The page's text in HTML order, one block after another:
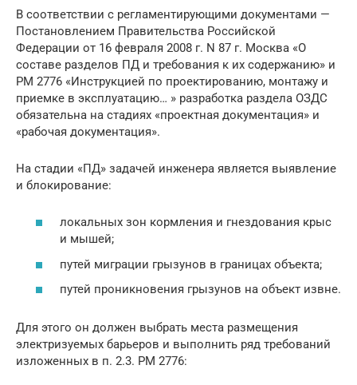
В соответствии с регламентирующими документами —
Постановлением Правительства Российской
Федерации от 16 февраля 2008 г. N 87 г. Москва «О
составе разделов ПД и требования к их содержанию» и
РМ 2776 «Инструкцией по проектированию, монтажу и
приемке в эксплуатацию… » разработка раздела ОЗДС
обязательна на стадиях «проектная документация» и
«рабочая документация».
На стадии «ПД» задачей инженера является выявление
и блокирование:
локальных зон кормления и гнездования крыс
и мышей;
путей миграции грызунов в границах объекта;
путей проникновения грызунов на объект извне.
Для этого он должен выбрать места размещения
электризуемых барьеров и выполнить ряд требований
изложенных в п. 2.3. РМ 2776: